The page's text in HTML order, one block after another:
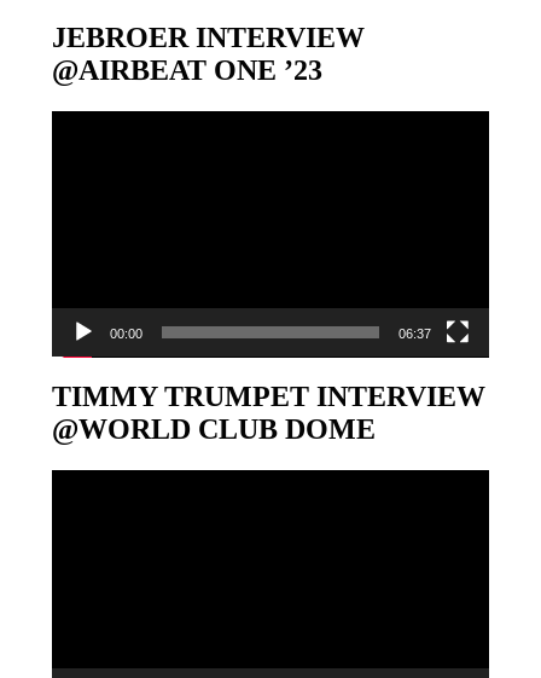
JEBROER INTERVIEW
@AIRBEAT ONE ’23
00:00 06:37
TIMMY TRUMPET INTERVIEW
@WORLD CLUB DOME